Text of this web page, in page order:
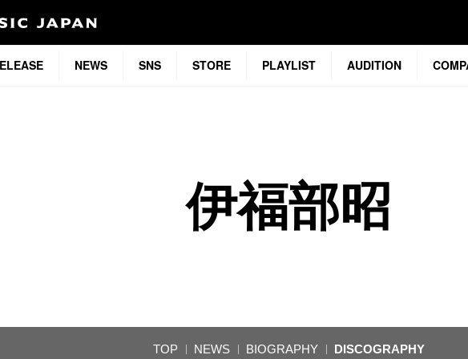
NEWS SNS STORE PLAYLIST AUDITION
伊福部昭
TOP NEWS BIOGRAPHY DISCOGRAPHY